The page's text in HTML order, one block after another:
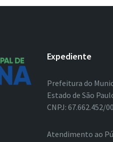
Expediente
Prefeitura do
Estado de São
CNPJ: 67.662.452/
Atendimento ao